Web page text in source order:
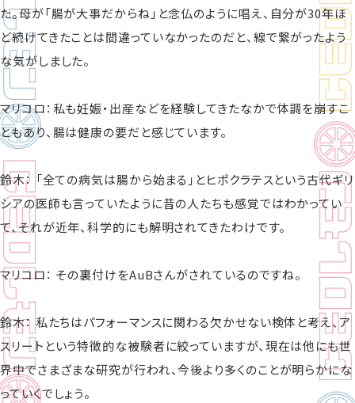
た。母が「腸が大事だからね」と念仏のように唱え、自分が30年ほ
ど続けてきたことは間違っていなかったのだと、線で繋がったよう
な気がしました。
マリコロ：私も妊娠・出産などを経験してきたなかで体調を崩すこ
ともあり、腸は健康の要だと感じています。
鈴木： 「全ての病気は腸から始まる」とヒポクラテスという古代ギリ
シアの医師も言っていたように昔の人たちも感覚ではわかってい
て、それが近年、科学的にも解明されてきたわけです。
マリコロ： その裏付けをAuBさんがされているのですね。
鈴木： 私たちはパフォーマンスに関わる欠かせない検体と考え、ア
スリートという特徴的な被験者に絞っていますが、現在は他にも世
界中でさまざまな研究が行われ、今後より多くのことが明らかにな
っていくでしょう。